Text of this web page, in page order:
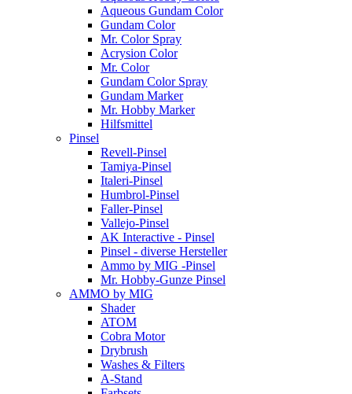
Aqueous Gundam Color
Gundam Color
Mr. Color Spray
Acrysion Color
Mr. Color
Gundam Color Spray
Gundam Marker
Mr. Hobby Marker
Hilfsmittel
Pinsel
Revell-Pinsel
Tamiya-Pinsel
Italeri-Pinsel
Humbrol-Pinsel
Faller-Pinsel
Vallejo-Pinsel
AK Interactive - Pinsel
Pinsel - diverse Hersteller
Ammo by MIG -Pinsel
Mr. Hobby-Gunze Pinsel
AMMO by MIG
Shader
ATOM
Cobra Motor
Drybrush
Washes & Filters
A-Stand